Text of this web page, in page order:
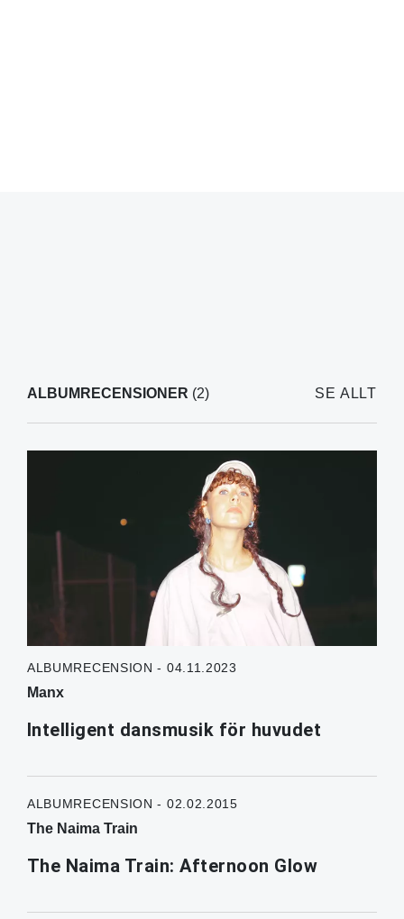
ALBUMRECENSIONER (2) SE ALLT
ALBUMRECENSION - 04.11.2023
Manx
Intelligent dansmusik för huvudet
ALBUMRECENSION - 02.02.2015
The Naima Train
The Naima Train: Afternoon Glow